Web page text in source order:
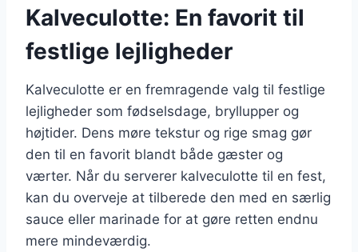
Kalveculotte: En favorit til
festlige lejligheder
Kalveculotte er en fremragende valg til festlige
lejligheder som fødselsdage, bryllupper og
højtider. Dens møre tekstur og rige smag gør
den til en favorit blandt både gæster og
værter. Når du serverer kalveculotte til en fest,
kan du overveje at tilberede den med en særlig
sauce eller marinade for at gøre retten endnu
mere mindeværdig.